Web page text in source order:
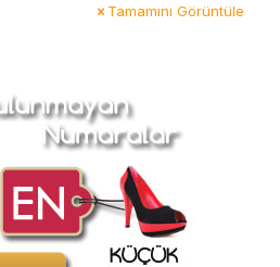
Tamamını Görüntüle